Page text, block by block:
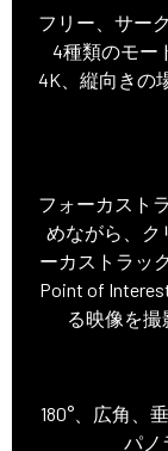
フリー、サー
4種類のモー
4K、縦向きの
フォーカスト
めながら、ク
ーカストラッ
Point of
る映像を撮
180°、広角、
パノ